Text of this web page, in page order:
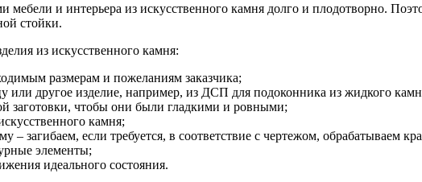
мебели и интерьера из искусственного камня долго и плодотворно.
стойки.
из искусственного камня:
размерам и пожеланиям заказчика;
или другое изделие, например, из ДСП для подоконника из жидкого
заготовки, чтобы они были гладкими и ровными;
камня;
загибаем, если требуется, в соответствие с чертежом, обрабатываем
элементы;
идеального состояния.